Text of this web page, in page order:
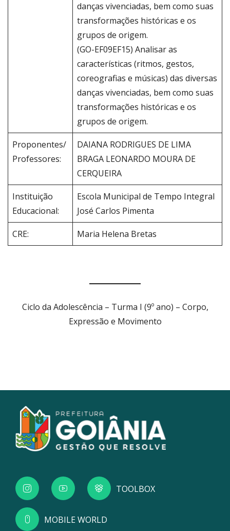
danças vivenciadas, bem como suas
transformações históricas e os
grupos de origem.
(GO-EF09EF15) Analisar as
características (ritmos, gestos,
coreografias e músicas) das diversas
danças vivenciadas, bem como suas
transformações históricas e os
grupos de origem.
Proponentes/
Professores:
DAIANA RODRIGUES DE LIMA
BRAGA LEONARDO MOURA DE
CERQUEIRA
Instituição
Educacional:
Escola Municipal de Tempo Integral
José Carlos Pimenta
CRE: Maria Helena Bretas
Ciclo da Adolescência – Turma I (9º ano) – Corpo,
Expressão e Movimento
TOOLBOX
MOBILE WORLD